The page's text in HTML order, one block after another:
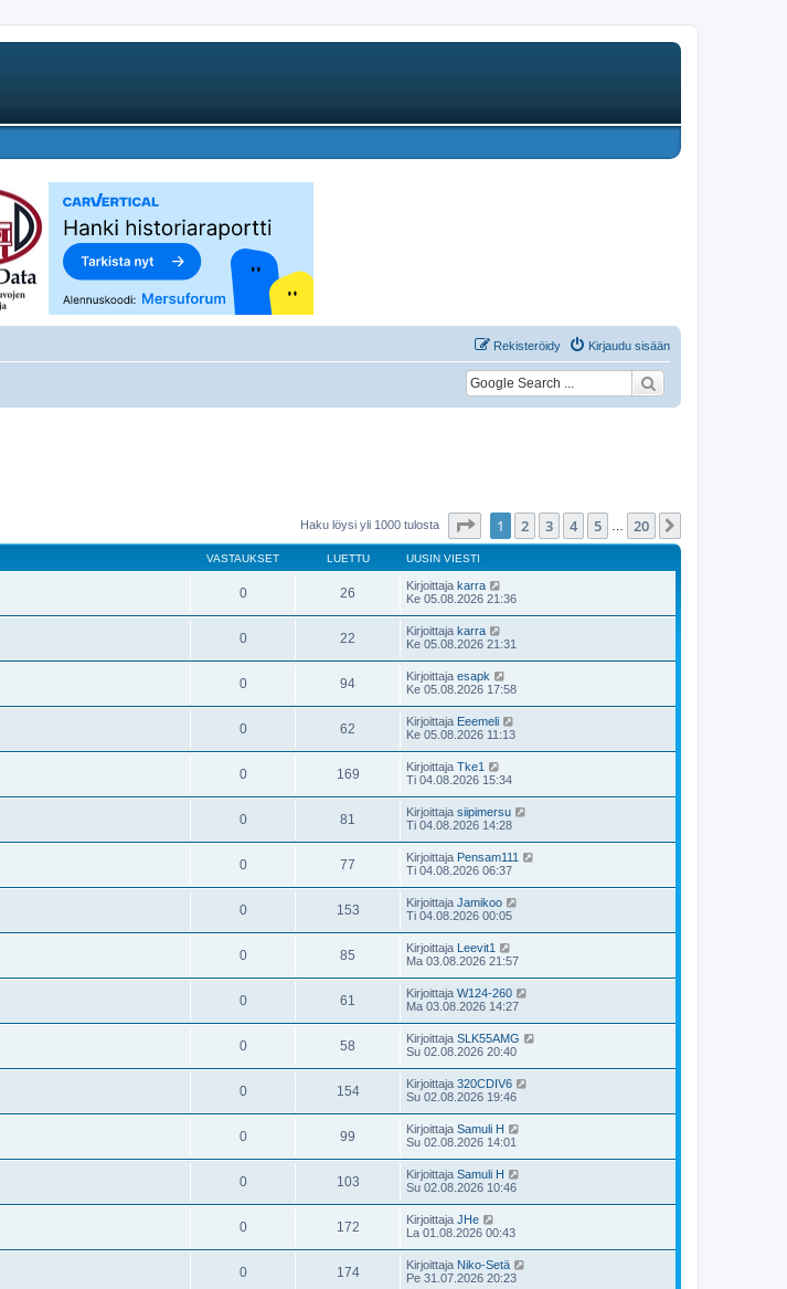
Kirjaudu sisään
Rekisteröidy
Haku löysi yli 1000 tulosta Sivu 20
1 2 3 4 5 20
VASTAUKSET LUETTU UUSIN VIESTI
0 26 Kirjoittaja karra
Ke 05.08.2026 21:36
0 22 Kirjoittaja karra
Ke 05.08.2026 21:31
0 94 Kirjoittaja esapk
Ke 05.08.2026 17:58
0 62 Kirjoittaja Eeemeli
Ke 05.08.2026 11:13
0 169 Kirjoittaja Tke1
Ti 04.08.2026 15:34
0 81 Kirjoittaja siipimersu
Ti 04.08.2026 14:28
0 77 Kirjoittaja Pensam111
Ti 04.08.2026 06:37
0 153 Kirjoittaja Jamikoo
Ti 04.08.2026 00:05
0 85 Kirjoittaja Leevit1
Ma 03.08.2026 21:57
0 61 Kirjoittaja W124-260
Ma 03.08.2026 14:27
0 58 Kirjoittaja SLK55AMG
Su 02.08.2026 20:40
0 154 Kirjoittaja 320CDIV6
Su 02.08.2026 19:46
0 99 Kirjoittaja Samuli H
Su 02.08.2026 14:01
0 103 Kirjoittaja Samuli H
Su 02.08.2026 10:46
0 172 Kirjoittaja JHe
La 01.08.2026 00:43
0 174 Kirjoittaja Niko-Setä
Pe 31.07.2026 20:23